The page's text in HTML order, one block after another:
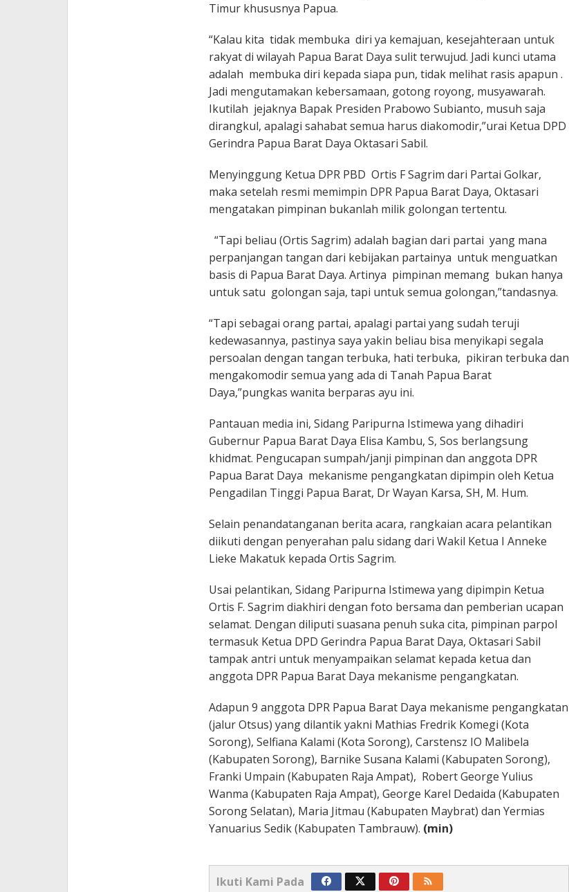
Timur khususnya Papua.
“Kalau kita tidak membuka diri ya kemajuan, kesejahteraan untuk
rakyat di wilayah Papua Barat Daya sulit terwujud. Jadi kunci utama
adalah membuka diri kepada siapa pun, tidak melihat rasis apapun .
Jadi mengutamakan kebersamaan, gotong royong, musyawarah.
Ikutilah jejaknya Bapak Presiden Prabowo Subianto, musuh saja
dirangkul, apalagi sahabat semua harus diakomodir,”urai Ketua DPD
Gerindra Papua Barat Daya Oktasari Sabil.
Menyinggung Ketua DPR PBD Ortis F Sagrim dari Partai Golkar,
maka setelah resmi memimpin DPR Papua Barat Daya, Oktasari
mengatakan pimpinan bukanlah milik golongan tertentu.
“Tapi beliau (Ortis Sagrim) adalah bagian dari partai yang mana
perpanjangan tangan dari kebijakan partainya untuk menguatkan
basis di Papua Barat Daya. Artinya pimpinan memang bukan hanya
untuk satu golongan saja, tapi untuk semua golongan,”tandasnya.
“Tapi sebagai orang partai, apalagi partai yang sudah teruji
kedewasannya, pastinya saya yakin beliau bisa menyikapi segala
persoalan dengan tangan terbuka, hati terbuka, pikiran terbuka dan
mengakomodir semua yang ada di Tanah Papua Barat
Daya,”pungkas wanita berparas ayu ini.
Pantauan media ini, Sidang Paripurna Istimewa yang dihadiri
Gubernur Papua Barat Daya Elisa Kambu, S, Sos berlangsung
khidmat. Pengucapan sumpah/janji pimpinan dan anggota DPR
Papua Barat Daya mekanisme pengangkatan dipimpin oleh Ketua
Pengadilan Tinggi Papua Barat, Dr Wayan Karsa, SH, M. Hum.
Selain penandatanganan berita acara, rangkaian acara pelantikan
diikuti dengan penyerahan palu sidang dari Wakil Ketua I Anneke
Lieke Makatuk kepada Ortis Sagrim.
Usai pelantikan, Sidang Paripurna Istimewa yang dipimpin Ketua
Ortis F. Sagrim diakhiri dengan foto bersama dan pemberian ucapan
selamat. Dengan diliputi suasana penuh suka cita, pimpinan parpol
termasuk Ketua DPD Gerindra Papua Barat Daya, Oktasari Sabil
tampak antri untuk menyampaikan selamat kepada ketua dan
anggota DPR Papua Barat Daya mekanisme pengangkatan.
Adapun 9 anggota DPR Papua Barat Daya mekanisme pengangkatan
(jalur Otsus) yang dilantik yakni Mathias Fredrik Komegi (Kota
Sorong), Selfiana Kalami (Kota Sorong), Carstensz IO Malibela
(Kabupaten Sorong), Barnike Susana Kalami (Kabupaten Sorong),
Franki Umpain (Kabupaten Raja Ampat), Robert George Yulius
Wanma (Kabupaten Raja Ampat), George Karel Dedaida (Kabupaten
Sorong Selatan), Maria Jitmau (Kabupaten Maybrat) dan Yermias
Yanuarius Sedik (Kabupaten Tambrauw). (min)
Ikuti Kami Pada